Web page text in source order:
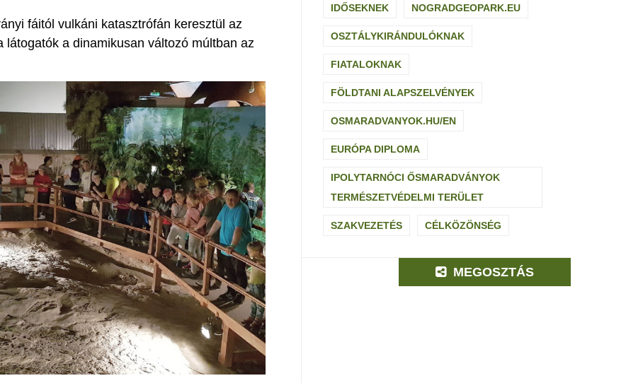
fáitól vulkáni katasztrófán keresztül az
a dinamikusan változó múltban az
IDŐSEKNEK NOGRADGEOPARK.EU
OSZTÁLYKIRÁNDULÓKNAK
FIATALOKNAK
FÖLDTANI ALAPSZELVÉNYEK
OSMARADVANYOK.HU/EN
EURÓPA DIPLOMA
IPOLYTARNÓCI ŐSMARADVÁNYOK
TERMÉSZETVÉDELMI TERÜLET
SZAKVEZETÉS CÉLKÖZÖNSÉG
MEGOSZTÁS